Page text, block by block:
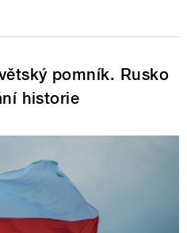
pomník. Rusko
historie